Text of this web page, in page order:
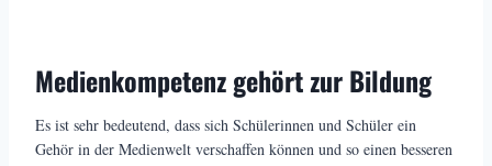
Medienkompetenz gehört zur Bildung
Es ist sehr bedeutend, dass sich Schülerinnen und Schüler ein
Gehör in der Medienwelt verschaffen können und so einen besseren